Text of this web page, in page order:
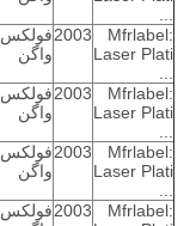
...
Mfrlabel:
Laser Plati
...
2003فولکس
واگن
Mfrlabel:
Laser Plati
...
2003فولکس
واگن
Mfrlabel:
Laser Plati
...
2003فولکس
واگن
Mfrlabel:
2003فولکس